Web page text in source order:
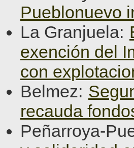
Pueblonuevo
La Granjuela:
exención del
con
Belmez:
recauda
Peñarroya-